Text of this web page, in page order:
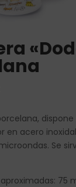
en acero
Se
75